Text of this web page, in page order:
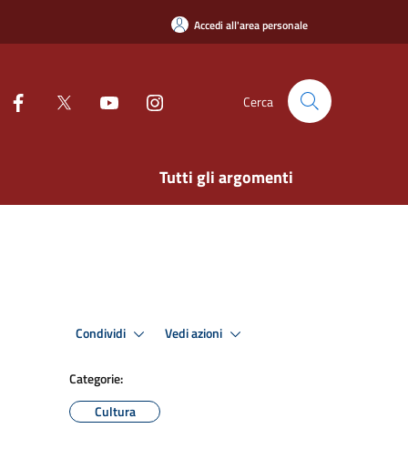
Accedi all'area personale
Cerca
Tutti gli argomenti
Condividi Vedi azioni
Categorie:
Cultura